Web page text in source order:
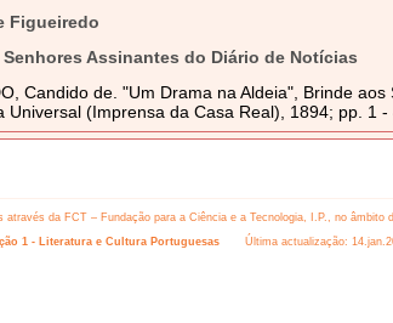
Figueiredo
Assinantes do Diário de Notícias
Candido de. "Um Drama na Aldeia", Brinde
Universal (Imprensa da Casa Real), 1894; pp. 1 -
da FCT – Fundação para a Ciência e a Tecnologia, I.P., no âmbito
1 - Literatura e Cultura Portuguesas
Última actualização: